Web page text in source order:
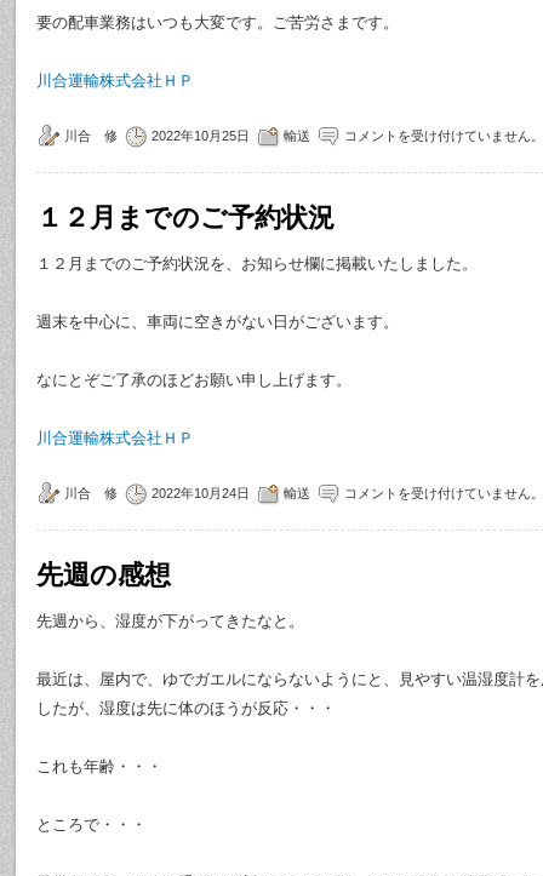
要の配車業務はいつも大変です。ご苦労さまです。
川合運輸株式会社ＨＰ
川合 修 2022年10月25日 輸送 コメントを受け付けていません。
１２月までのご予約状況
１２月までのご予約状況を、お知らせ欄に掲載いたしました。
週末を中心に、車両に空きがない日がございます。
なにとぞご了承のほどお願い申し上げます。
川合運輸株式会社ＨＰ
川合 修 2022年10月24日 輸送 コメントを受け付けていません。
先週の感想
先週から、湿度が下がってきたなと。
最近は、屋内で、ゆでガエルにならないようにと、見やすい温湿度計
したが、湿度は先に体のほうが反応・・・
これも年齢・・・
ところで・・・